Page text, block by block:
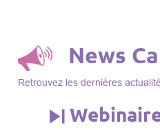
News
Retrouvez les dernières